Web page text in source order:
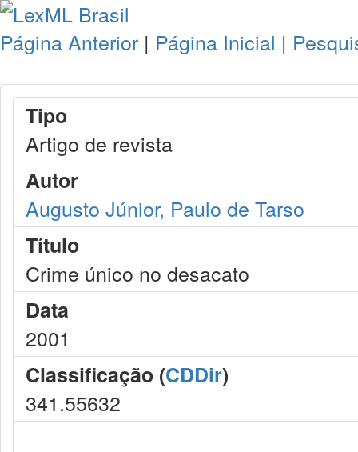
Página Anterior | Página Inicial |
Tipo
Artigo de revista
Autor
Augusto Júnior, Paulo de Tarso
Título
Crime único no desacato
Data
2001
Classificação (CDDir)
341.55632